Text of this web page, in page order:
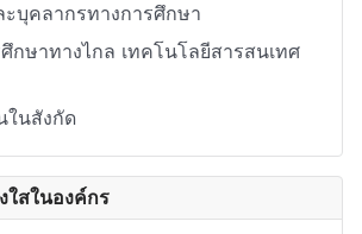
บุคลากรทางการศึกษา
กษาทางไกล เทคโนโลยีสารสนเทศ
ในสังกัด
สในองค์กร